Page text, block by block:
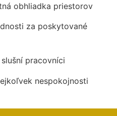
obhliadka priestorov
za poskytované
pracovníci
nespokojnosti